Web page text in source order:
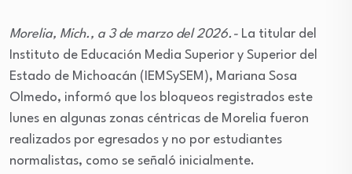
Morelia, Mich., a 3 de marzo del 2026.- La titular del
Instituto de Educación Media Superior y Superior del
Estado de Michoacán (IEMSySEM), Mariana Sosa
Olmedo, informó que los bloqueos registrados este
lunes en algunas zonas céntricas de Morelia fueron
realizados por egresados y no por estudiantes
normalistas, como se señaló inicialmente.